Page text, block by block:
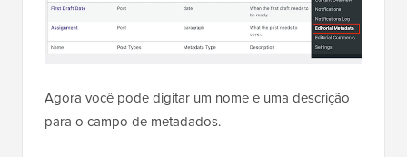
Agora você pode digitar um nome e uma descrição
para o campo de metadados.